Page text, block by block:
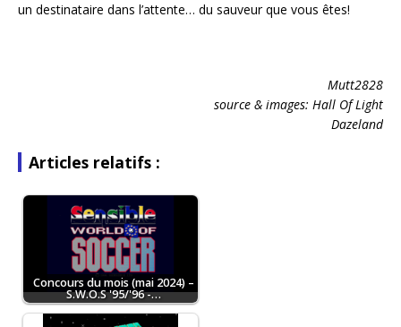
un destinataire dans l’attente… du sauveur que vous êtes!
Mutt2828
source & images: Hall Of Light
Dazeland
Articles relatifs :
Concours du mois (mai 2024) –
S.W.O.S '95/'96 -…